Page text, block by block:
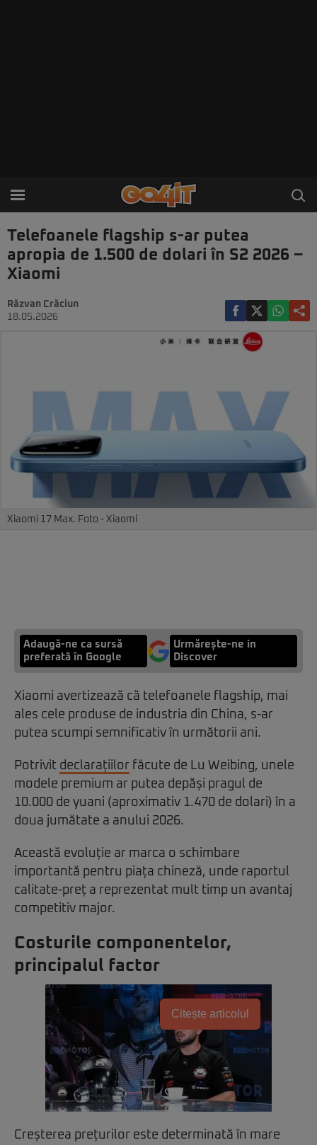
Telefoanele flagship s-ar putea
apropia de 1.500 de dolari în S2 2026 –
Xiaomi
Răzvan Crăciun
18.05.2026
Xiaomi 17 Max. Foto - Xiaomi
Adaugă-ne ca sursă
preferată în Google
Urmărește-ne in
Discover
Xiaomi avertizează că telefoanele flagship, mai
ales cele produse de industria din China, s-ar
putea scumpi semnificativ în următorii ani.
Potrivit declarațiilor făcute de Lu Weibing, unele
modele premium ar putea depăși pragul de
10.000 de yuani (aproximativ 1.470 de dolari) în a
doua jumătate a anului 2026.
Această evoluție ar marca o schimbare
importantă pentru piața chineză, unde raportul
calitate-preț a reprezentat mult timp un avantaj
competitiv major.
Costurile componentelor,
principalul factor
Citește articolul
Creșterea prețurilor este determinată în mare